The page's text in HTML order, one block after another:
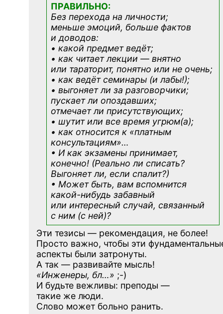
ПРАВИЛЬНО:
Без перехода на личности;
меньше эмоций, больше фактов
и доводов:
• какой предмет ведёт;
• как читает лекции — внятно
или тараторит, понятно или не очень;
• как ведёт семинары (и лабы!);
• выгоняет ли за разговорчики;
пускает ли опоздавших;
отмечает ли присутствующих;
• шутит или все время угрюм(а);
• как относится к «платным
консультациям»…
• И как экзамены принимает,
конечно! (Реально ли списать?
Выгоняет ли, если спалит?)
• Может быть, вам вспомнится
какой-нибудь забавный
или интересный случай, связанный
с ним (с ней)?
Эти тезисы — рекомендация, не более!
Просто важно, чтобы эти
аспекты были затронуты.
А так — развивайте мысль!
«Инженеры, бл…» ;-)
И будьте вежливы: преподы —
такие же люди.
Слово может больно ранить.